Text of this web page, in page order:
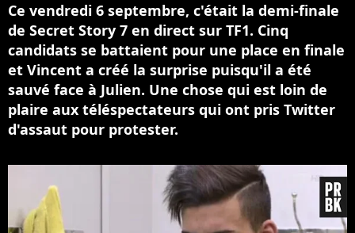
Ce vendredi 6 septembre, c'était la demi-finale
de Secret Story 7 en direct sur TF1. Cinq
candidats se battaient pour une place en finale
et Vincent a créé la surprise puisqu'il a été
sauvé face à Julien. Une chose qui est loin de
plaire aux téléspectateurs qui ont pris Twitter
d'assaut pour protester.